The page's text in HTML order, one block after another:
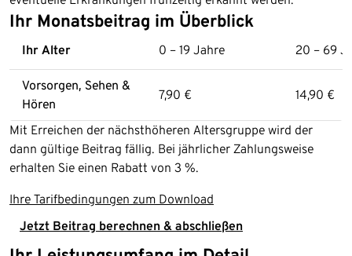
Ihr Monatsbeitrag im Überblick
Ihr Alter 0 – 19 Jahre 20 – 69
Vorsorgen, Sehen &
Hören
7,90 € 14,90 €
Mit Erreichen der nächsthöheren Altersgruppe wird der
dann gültige Beitrag fällig. Bei jährlicher Zahlungsweise
erhalten Sie einen Rabatt von 3 %.
Ihre Tarifbedingungen zum Download
Jetzt Beitrag berechnen & abschließen